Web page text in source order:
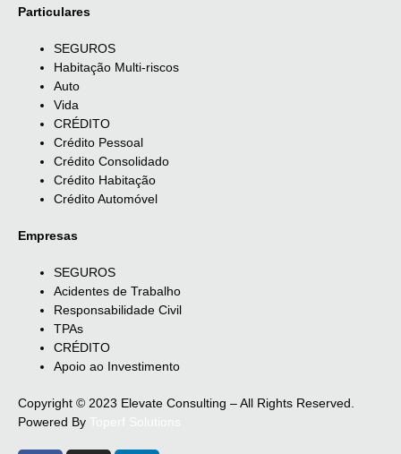
Particulares
SEGUROS
Habitação Multi-riscos
Auto
Vida
CRÉDITO
Crédito Pessoal
Crédito Consolidado
Crédito Habitação
Crédito Automóvel
Empresas
SEGUROS
Acidentes de Trabalho
Responsabilidade Civil
TPAs
CRÉDITO
Apoio ao Investimento
Copyright © 2023 Elevate Consulting – All Rights Reserved.
Powered By